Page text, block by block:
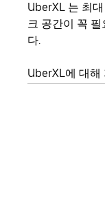
UberXL 는 최
크 공간이 꼭
다.
UberXL에 대해